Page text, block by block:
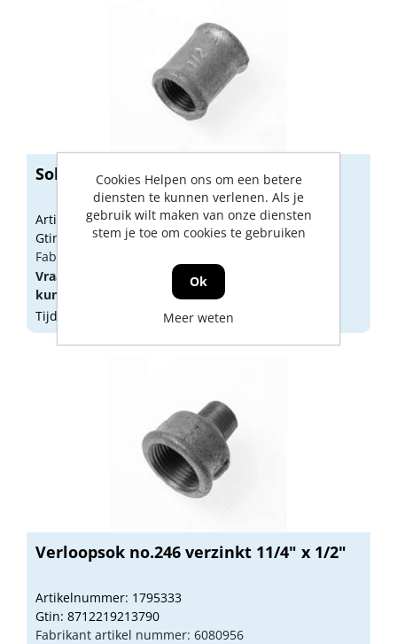
Sok no.270 verzinkt 11/2"
Artikelnummer: 1795349
Gtin: 8712219205368
Fabrikant artikel nummer: 1709625
Vraag een
aan oflog in
kunnen zien.
Tijdelijk niet op voorraad
Verloopsok no.246 verzinkt 11/4" x 1/2"
Artikelnummer: 1795333
Gtin: 8712219213790
Fabrikant artikel nummer: 6080956
Cookies Helpen ons om een betere
diensten te kunnen verlenen. Als je
gebruik wilt maken van onze diensten
stem je toe om cookies te gebruiken
Ok
Meer weten